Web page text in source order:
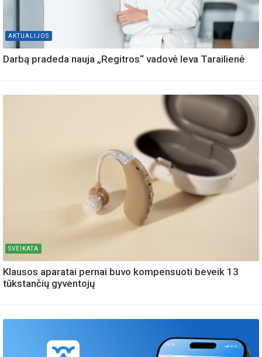
AKTUALIJOS
Darbą pradeda nauja „Regitros“ vadovė Ieva Tarailienė
SVEIKATA
Klausos aparatai pernai buvo kompensuoti beveik 13
tūkstančių gyventojų